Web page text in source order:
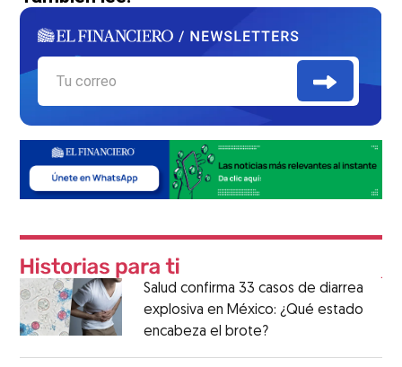
Salud confirma 33 casos de diarrea
explosiva en México: ¿Qué estado
encabeza el brote?